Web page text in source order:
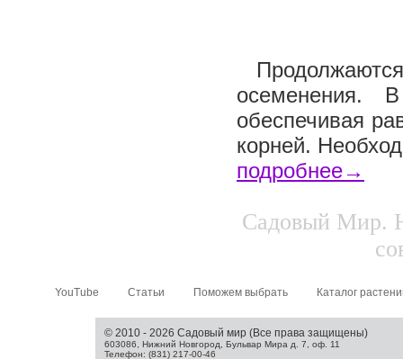
осеменения.
обеспечивая
корней.
подробнее→
Садовый Мир.
YouTube Статьи Поможем выбрать Каталог
© 2010 - 2026 Садовый мир (Все права защищены)
603086, Нижний Новгород, Бульвар Мира д. 7, оф. 11
Телефон: (831) 217-00-46